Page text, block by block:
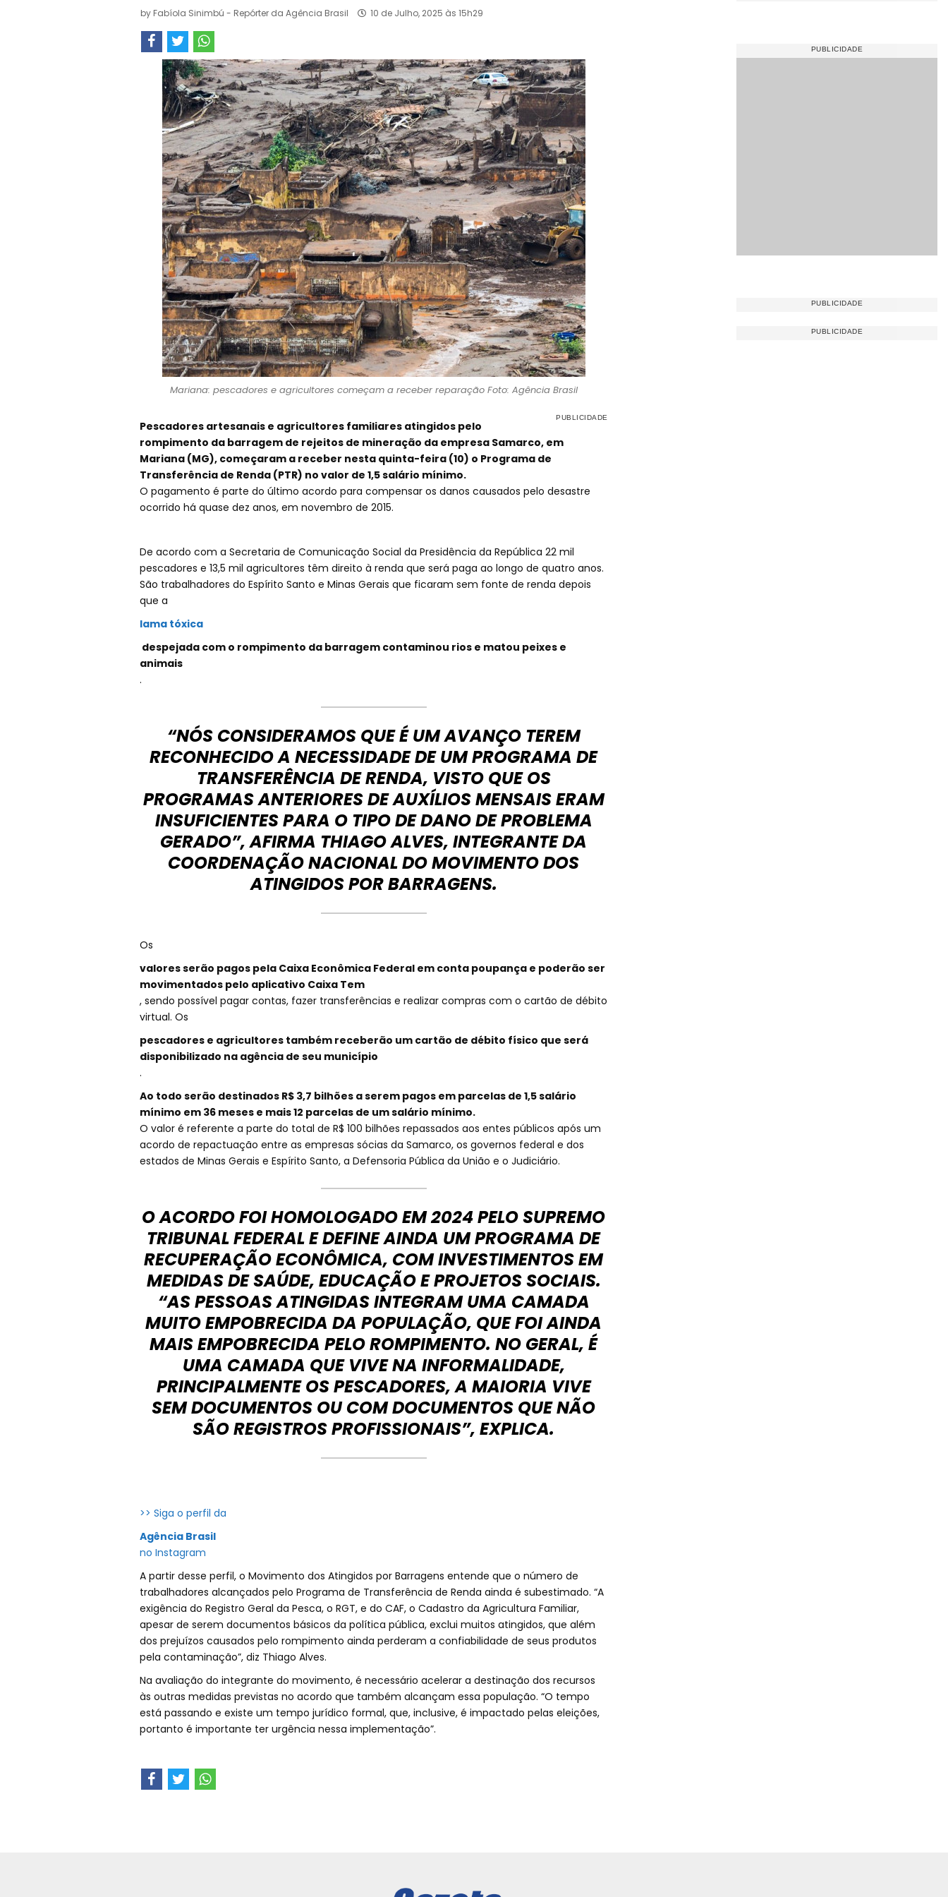
by Fabíola Sinimbú - Repórter da Agência Brasil 10 de Julho, 2025 às 15h29
Mariana: pescadores e agricultores começam a receber reparação Foto: Agência Brasil
Pescadores artesanais e agricultores familiares atingidos pelo
rompimento da barragem de rejeitos de mineração da empresa Samarco, em
Mariana (MG), começaram a receber nesta quinta-feira (10) o Programa de
Transferência de Renda (PTR) no valor de 1,5 salário mínimo.
O pagamento é parte do último acordo para compensar os danos causados pelo desastre
ocorrido há quase dez anos, em novembro de 2015.
De acordo com a Secretaria de Comunicação Social da Presidência da República 22 mil
pescadores e 13,5 mil agricultores têm direito à renda que será paga ao longo de quatro anos.
São trabalhadores do Espírito Santo e Minas Gerais que ficaram sem fonte de renda depois
que a
lama tóxica
despejada com o rompimento da barragem contaminou rios e matou peixes e
animais
.
“NÓS CONSIDERAMOS QUE É UM AVANÇO TEREM
RECONHECIDO A NECESSIDADE DE UM PROGRAMA DE
TRANSFERÊNCIA DE RENDA, VISTO QUE OS
PROGRAMAS ANTERIORES DE AUXÍLIOS MENSAIS ERAM
INSUFICIENTES PARA O TIPO DE DANO DE PROBLEMA
GERADO”, AFIRMA THIAGO ALVES, INTEGRANTE DA
COORDENAÇÃO NACIONAL DO MOVIMENTO DOS
ATINGIDOS POR BARRAGENS.
Os
valores serão pagos pela Caixa Econômica Federal em conta poupança e poderão ser
movimentados pelo aplicativo Caixa Tem
, sendo possível pagar contas, fazer transferências e realizar compras com o cartão de débito
virtual. Os
pescadores e agricultores também receberão um cartão de débito físico que será
disponibilizado na agência de seu município
.
Ao todo serão destinados R$ 3,7 bilhões a serem pagos em parcelas de 1,5 salário
mínimo em 36 meses e mais 12 parcelas de um salário mínimo.
O valor é referente a parte do total de R$ 100 bilhões repassados aos entes públicos após um
acordo de repactuação entre as empresas sócias da Samarco, os governos federal e dos
estados de Minas Gerais e Espírito Santo, a Defensoria Pública da União e o Judiciário.
O ACORDO FOI HOMOLOGADO EM 2024 PELO SUPREMO
TRIBUNAL FEDERAL E DEFINE AINDA UM PROGRAMA DE
RECUPERAÇÃO ECONÔMICA, COM INVESTIMENTOS EM
MEDIDAS DE SAÚDE, EDUCAÇÃO E PROJETOS SOCIAIS.
“AS PESSOAS ATINGIDAS INTEGRAM UMA CAMADA
MUITO EMPOBRECIDA DA POPULAÇÃO, QUE FOI AINDA
MAIS EMPOBRECIDA PELO ROMPIMENTO. NO GERAL, É
UMA CAMADA QUE VIVE NA INFORMALIDADE,
PRINCIPALMENTE OS PESCADORES, A MAIORIA VIVE
SEM DOCUMENTOS OU COM DOCUMENTOS QUE NÃO
SÃO REGISTROS PROFISSIONAIS”, EXPLICA.
>> Siga o perfil da
Agência Brasil
no Instagram
A partir desse perfil, o Movimento dos Atingidos por Barragens entende que o número de
trabalhadores alcançados pelo Programa de Transferência de Renda ainda é subestimado. “A
exigência do Registro Geral da Pesca, o RGT, e do CAF, o Cadastro da Agricultura Familiar,
apesar de serem documentos básicos da política pública, exclui muitos atingidos, que além
dos prejuízos causados pelo rompimento ainda perderam a confiabilidade de seus produtos
pela contaminação”, diz Thiago Alves.
Na avaliação do integrante do movimento, é necessário acelerar a destinação dos recursos
às outras medidas previstas no acordo que também alcançam essa população. “O tempo
está passando e existe um tempo jurídico formal, que, inclusive, é impactado pelas eleições,
portanto é importante ter urgência nessa implementação”.